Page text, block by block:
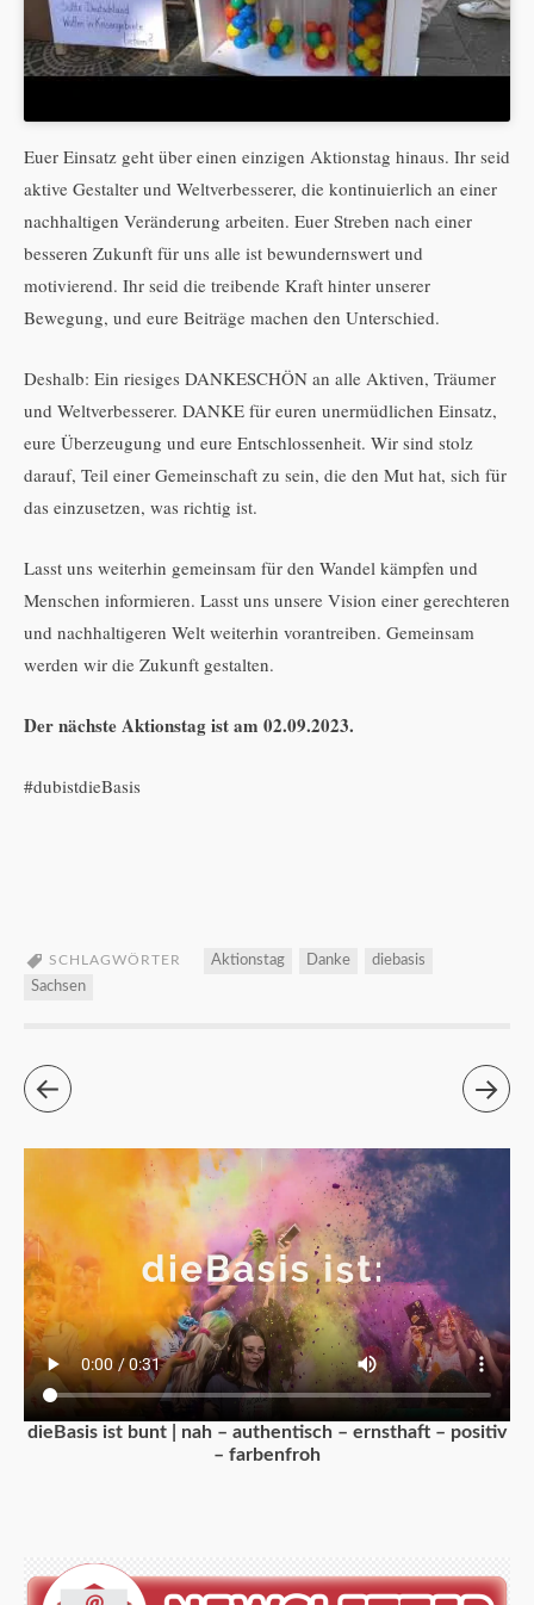
Euer Einsatz geht über einen einzigen Aktionstag hinaus. Ihr seid
aktive Gestalter und Weltverbesserer, die kontinuierlich an einer
nachhaltigen Veränderung arbeiten. Euer Streben nach einer
besseren Zukunft für uns alle ist bewundernswert und
motivierend. Ihr seid die treibende Kraft hinter unserer
Bewegung, und eure Beiträge machen den Unterschied.
Deshalb: Ein riesiges DANKESCHÖN an alle Aktiven, Träumer
und Weltverbesserer. DANKE für euren unermüdlichen Einsatz,
eure Überzeugung und eure Entschlossenheit. Wir sind stolz
darauf, Teil einer Gemeinschaft zu sein, die den Mut hat, sich für
das einzusetzen, was richtig ist.
Lasst uns weiterhin gemeinsam für den Wandel kämpfen und
Menschen informieren. Lasst uns unsere Vision einer gerechteren
und nachhaltigeren Welt weiterhin vorantreiben. Gemeinsam
werden wir die Zukunft gestalten.
Der nächste Aktionstag ist am 02.09.2023.
#dubistdieBasis
SCHLAGWÖRTER Aktionstag Danke
diebasis
Sachsen
dieBasis ist bunt | nah – authentisch – ernsthaft – positiv
– farbenfroh